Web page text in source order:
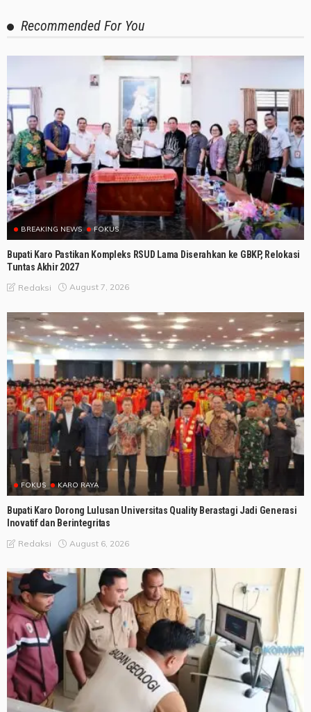
Recommended For You
BREAKING NEWS FOKUS
Bupati Karo Pastikan Kompleks RSUD Lama Diserahkan ke GBKP, Relokasi
Tuntas Akhir 2027
Redaksi August 7, 2026
FOKUS KARO RAYA
Bupati Karo Dorong Lulusan Universitas Quality Berastagi Jadi Generasi
Inovatif dan Berintegritas
Redaksi August 6, 2026